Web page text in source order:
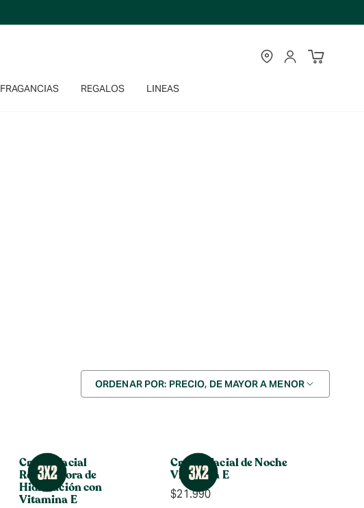
TIENDASCUENTA
FRAGANCIAS REGALOS LINEAS
Ordenar
ORDENAR POR: PRECIO, DE MAYOR A MENOR
Crema Facial
Reforzadora de
Hidratación con
Vitamina E
Crema Facial de Noche
Vitamina E
$21.990